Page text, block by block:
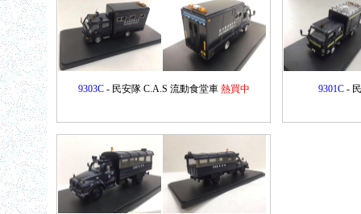
9303C- 民安隊 C.A.S 流動食堂車 熱買中 9301C-